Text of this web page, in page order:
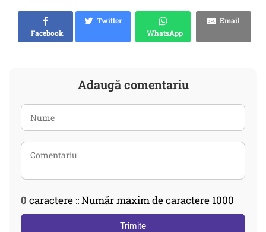
Facebook
Twitter
WhatsApp
Email
Adaugă comentariu
0 caractere :: Număr maxim de caractere 1000
Trimite